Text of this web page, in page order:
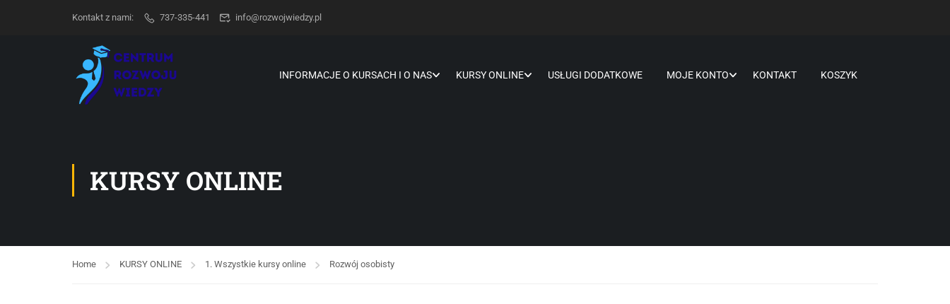
Kontakt z nami: 737-335-441 info@rozwojwiedzy.pl
INFORMACJE O KURSACH I O NAS KURSY ONLINE USŁUGI DODATKOWE MOJE KONTO KONTAKT KOSZYK
KURSY ONLINE
Home KURSY ONLINE 1. Wszystkie kursy online Rozwój osobisty